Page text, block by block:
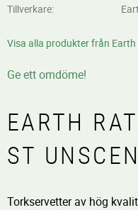
Tillverkare
Visa alla produkter från Earth
Ge ett omdöme!
EARTH
ST
Torkservetter av hög